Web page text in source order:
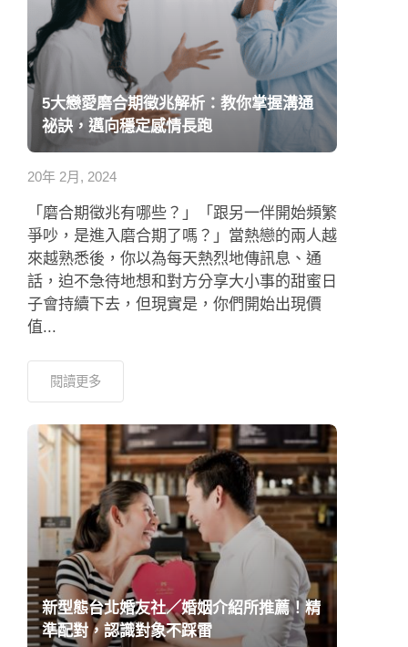
5大戀愛磨合期徵兆解析：教你掌握溝通
祕訣，邁向穩定感情長跑
20年 2月, 2024
「磨合期徵兆有哪些？」「跟另一伴開始頻繁
爭吵，是進入磨合期了嗎？」當熱戀的兩人越
來越熟悉後，你以為每天熱烈地傳訊息、通
話，迫不急待地想和對方分享大小事的甜蜜日
子會持續下去，但現實是，你們開始出現價
值...
閱讀更多
新型態台北婚友社／婚姻介紹所推薦！精
準配對，認識對象不踩雷